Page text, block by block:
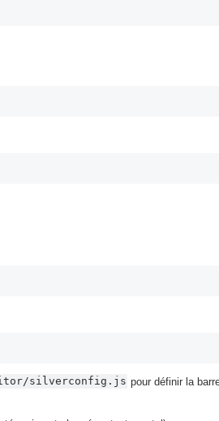
silverconfig.js pour définir la